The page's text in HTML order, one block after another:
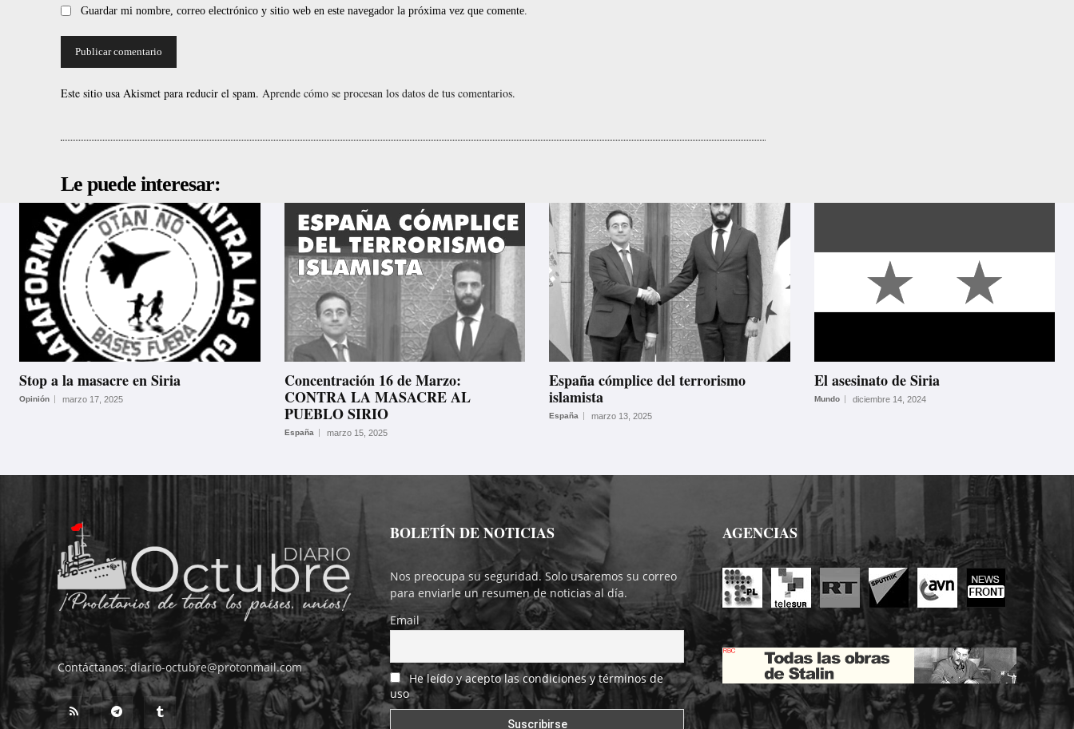
Guardar mi nombre, correo electrónico y sitio web en este navegador la próxima vez que comente.
Este sitio usa Akismet para reducir el spam. Aprende cómo se procesan los datos de tus comentarios.
Le puede interesar:
Stop a la masacre en Siria
Opinión marzo 17, 2025
Concentración 16 de Marzo:
CONTRA LA MASACRE AL
PUEBLO SIRIO
España marzo 15, 2025
España cómplice del terrorismo
islamista
España marzo 13, 2025
El asesinato de Siria
Mundo diciembre 14, 2024
Contáctanos:diario-octubre@protonmail.com
BOLETÍN DE NOTICIAS
Nos preocupa su seguridad. Solo usaremos su correo
para enviarle un resumen de noticias al día.
Email
He leído y acepto las condiciones y términos de
uso
AGENCIAS